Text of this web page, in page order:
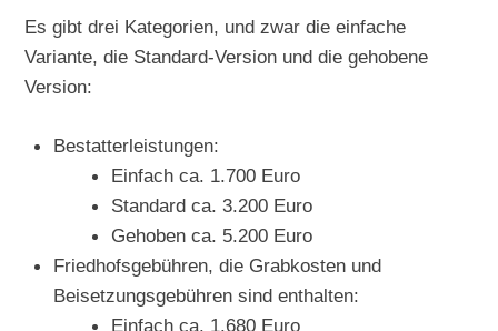
Es gibt drei Kategorien, und zwar die einfache
Variante, die Standard-Version und die gehobene
Version:
Bestatterleistungen:
Einfach ca. 1.700 Euro
Standard ca. 3.200 Euro
Gehoben ca. 5.200 Euro
Friedhofsgebühren, die Grabkosten und
Beisetzungsgebühren sind enthalten:
Einfach ca. 1.680 Euro